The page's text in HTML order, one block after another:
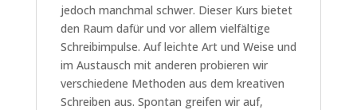
jedoch manchmal schwer. Dieser Kurs bietet
den Raum dafür und vor allem vielfältige
Schreibimpulse. Auf leichte Art und Weise und
im Austausch mit anderen probieren wir
verschiedene Methoden aus dem kreativen
Schreiben aus. Spontan greifen wir auf,